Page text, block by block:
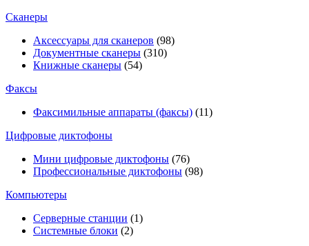
Сканеры
Аксессуары для сканеров (98)
Документные сканеры (310)
Книжные сканеры (54)
Факсы
Факсимильные аппараты (факсы) (11)
Цифровые диктофоны
Мини цифровые диктофоны (76)
Профессиональные диктофоны (98)
Компьютеры
Серверные станции (1)
Системные блоки (2)